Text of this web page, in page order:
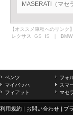
MASERATI（マセ
【オススメ車種へのリンク】
レクサス GS IS ｜ BMW
ベンツ フォ
マイバッハ
スマ
フィアット
マセ
利用規約 | お問い合わせ | プ